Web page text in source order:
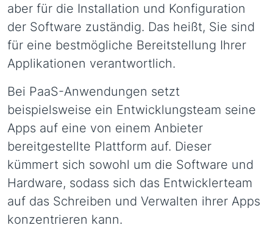
aber für die Installation und Konfiguration
der Software zuständig. Das heißt, Sie sind
für eine bestmögliche Bereitstellung Ihrer
Applikationen verantwortlich.
Bei PaaS-Anwendungen setzt
beispielsweise ein Entwicklungsteam seine
Apps auf eine von einem Anbieter
bereitgestellte Plattform auf. Dieser
kümmert sich sowohl um die Software und
Hardware, sodass sich das Entwicklerteam
auf das Schreiben und Verwalten ihrer Apps
konzentrieren kann.